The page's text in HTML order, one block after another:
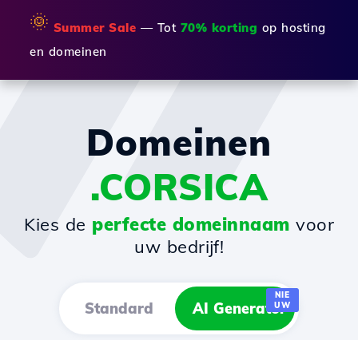
🌞 Summer Sale — Tot 70% korting op hosting
en domeinen
Domeinen
.CORSICA
Kies de perfecte domeinnaam voor
uw bedrijf!
Standard AI Generator
NIE
UW